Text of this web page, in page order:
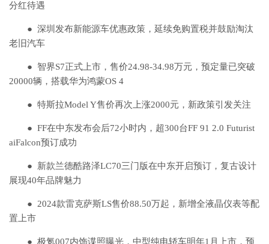
分红待遇
● 深圳发布新能源车优惠政策，延续免购置税并鼓励淘汰
老旧汽车
● 智界S7正式上市，售价24.98-34.98万元，预定量已突破
20000辆，搭载华为鸿蒙OS 4
● 特斯拉Model Y售价再次上涨2000元，新政策引发关注
● FF在中东发布会后72小时内，超300台FF 91 2.0 Futurist
aiFalcon预订成功
● 新款兰德酷路泽LC70三门版在中东开启预订，复古设计
展现40年品牌魅力
● 2024款雷克萨斯LS售价88.50万起，新增全液晶仪表等配
置上市
● 极氪007内饰谍照曝光，中型纯电轿车明年1月上市，预